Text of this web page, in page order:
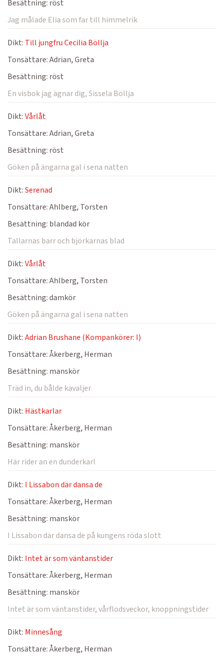
Besättning: röst
Jag målade Elia som far till himmelrik
Dikt: Till jungfru Cecilia Böllja
Tonsättare:Adrian, Greta
Besättning: röst
En visbok jag ägnar dig, Sissela Böllja
Dikt:Vårlåt
Tonsättare:Adrian, Greta
Besättning: röst
Göken på ängarna gal i sena natten
Dikt:Serenad
Tonsättare:Ahlberg, Torsten
Besättning: blandad kör
Tallarnas barr och björkarnas blad
Dikt:Vårlåt
Tonsättare:Ahlberg, Torsten
Besättning:damkör
Göken på ängarna gal i sena natten
Dikt:Adrian Brushane (Kompankörer: I)
Tonsättare:Åkerberg, Herman
Besättning: manskör
Träd in, du bålde kavaljer
Dikt: Hästkarlar
Tonsättare:Åkerberg, Herman
Besättning: manskör
Här rider an en dunderkarl
Dikt: I Lissabon där dansa de
Tonsättare:Åkerberg, Herman
Besättning: manskör
I Lissabon där dansa de på kungens röda slott
Dikt: Intet är som väntanstider
Tonsättare:Åkerberg, Herman
Besättning: manskör
Intet är som väntanstider, vårflodsveckor, knoppningstider
Dikt: Minnesång
Tonsättare:Åkerberg, Herman